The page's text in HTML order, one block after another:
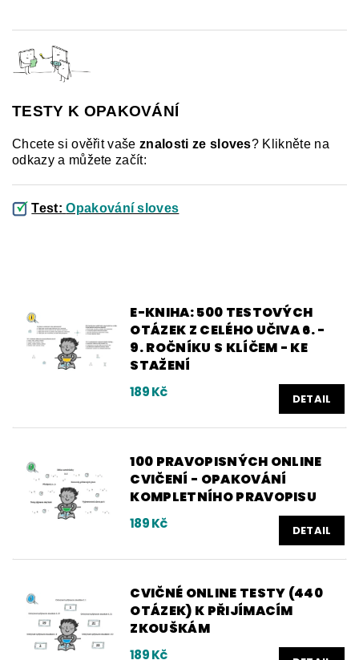
TESTY K OPAKOVÁNÍ
Chcete si ověřit vašeznalosti ze sloves? Klikněte na
odkazy a můžete začít:
Test: Opakování sloves
E-KNIHA: 500 TESTOVÝCH
OTÁZEK Z CELÉHO UČIVA 6. -
9. ROČNÍKU S KLÍČEM - KE
STAŽENÍ
189 Kč DETAIL
100 PRAVOPISNÝCH ONLINE
CVIČENÍ - OPAKOVÁNÍ
KOMPLETNÍHO PRAVOPISU
189 Kč DETAIL
CVIČNÉ ONLINE TESTY (440
OTÁZEK) K PŘIJÍMACÍM
ZKOUŠKÁM
189 Kč